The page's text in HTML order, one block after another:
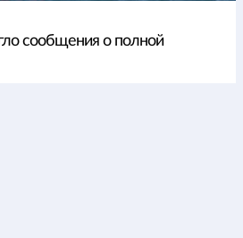
сообщения о полной